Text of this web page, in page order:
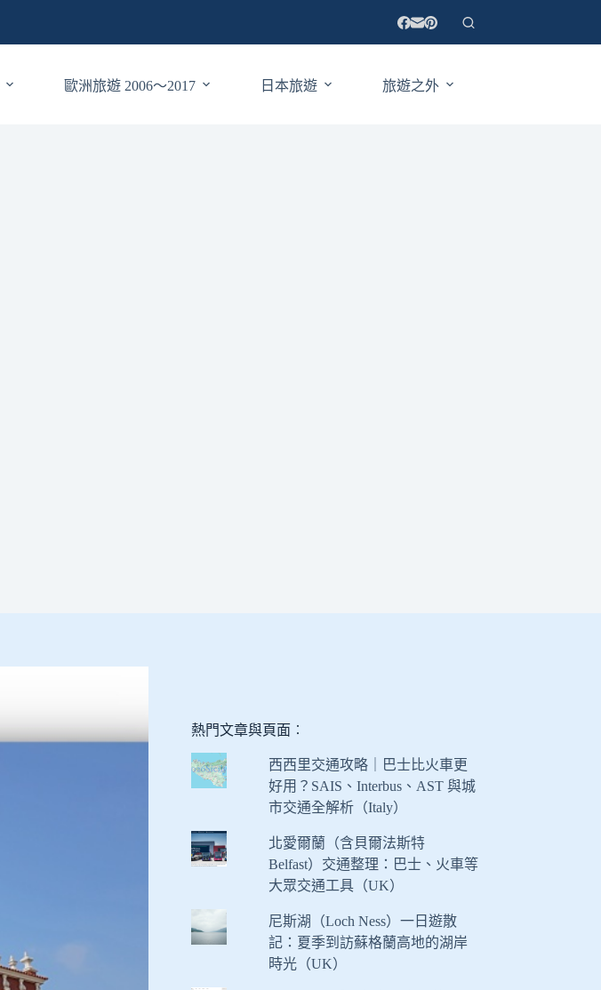
歐洲旅遊 2006～2017 日本旅遊 旅遊之外
熱門文章與頁面︰
西西里交通攻略｜巴士比火車更
好用？SAIS、Interbus、AST 與城
市交通全解析（Italy）
北愛爾蘭（含貝爾法斯特
Belfast）交通整理：巴士、火車等
大眾交通工具（UK）
尼斯湖（Loch Ness）一日遊散
記：夏季到訪蘇格蘭高地的湖岸
時光（UK）